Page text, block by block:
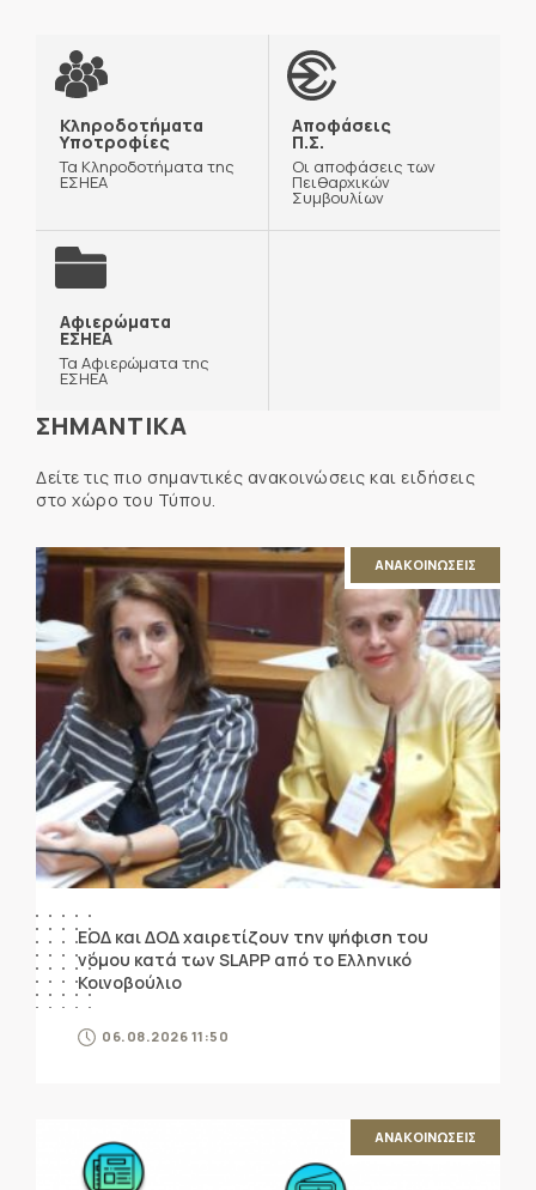
Κληροδοτήματα
Υποτροφίες
Τα Κληροδοτήματα της
ΕΣΗΕΑ
Αποφάσεις
Π.Σ.
Οι αποφάσεις των
Πειθαρχικών
Συμβουλίων
Αφιερώματα
ΕΣΗΕΑ
Τα Αφιερώματα της
ΕΣΗΕΑ
ΣΗΜΑΝΤΙΚΑ
Δείτε τις πιο σημαντικές ανακοινώσεις και ειδήσεις
στο χώρο του Τύπου.
ΑΝΑΚΟΙΝΩΣΕΙΣ
ΕΟΔ και ΔΟΔ χαιρετίζουν την ψήφιση του
νόμου κατά των SLAPP από το Ελληνικό
Κοινοβούλιο
06.08.2026 11:50
ΑΝΑΚΟΙΝΩΣΕΙΣ